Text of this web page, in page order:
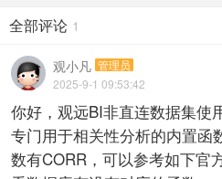
全部评论 1
观小凡 管理员
2025-9-1 09:53:42
你好，观远BI非直连数据集使
专门用于相关性分析的内置函
数有CORR，可以参考如下官